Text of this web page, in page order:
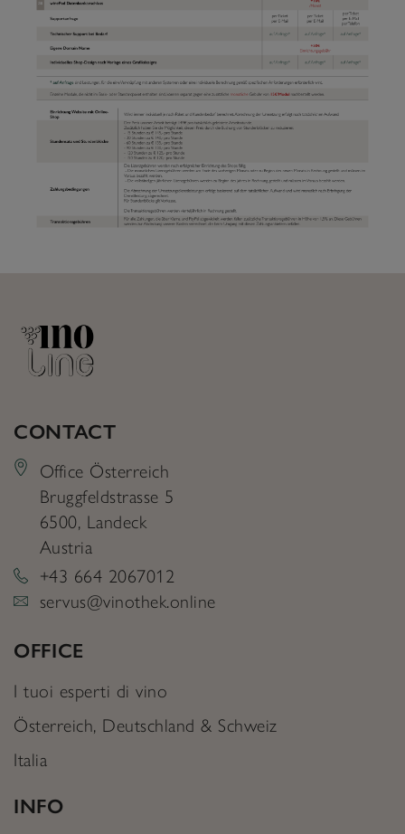
CONTACT
Office Österreich
Bruggfeldstrasse 5
6500, Landeck
Austria
+43 664 2067012
servus@vinothek.online
OFFICE
I tuoi esperti di vino
Österreich, Deutschland & Schweiz
Italia
INFO